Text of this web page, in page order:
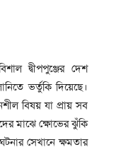
দ্বীপপুঞ্জের দেশ
ভর্তুকি দিয়েছে।
বিষয় যা প্রায় সব
মাঝে ক্ষোভের ঝুঁকি
সেখানে ক্ষমতার